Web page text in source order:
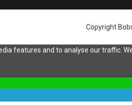
Copyright
features and to analyse our traffic.